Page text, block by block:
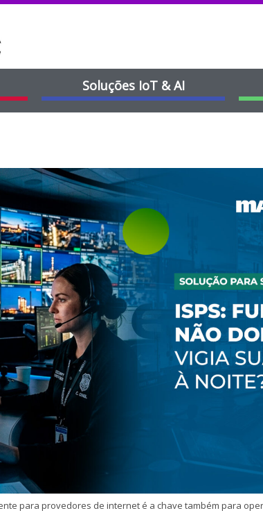
Soluções IoT & AI
para provedores de internet é a chave também para